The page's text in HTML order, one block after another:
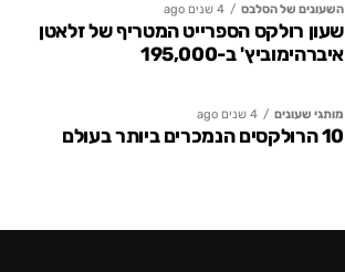
השעונים של הסלבס 4 שנים ago
שעון רולקס הספרייט המטריף של זלאטן
איברהימוביץ' ב-195,000
מותגי שעונים 4 שנים ago
10 הרולקסים הנמכרים ביותר בעולם